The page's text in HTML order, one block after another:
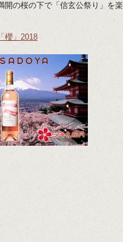
開の桜の下で「信玄公祭り」を
「櫻」2018